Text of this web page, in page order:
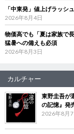
「中東発」値上げラッ
2026年8月4日
物価高でも「夏は家族で
猛暑への備えも必須
2026年8月3日
カルチャー
東野圭吾が
の記憶』発
2026年8月7